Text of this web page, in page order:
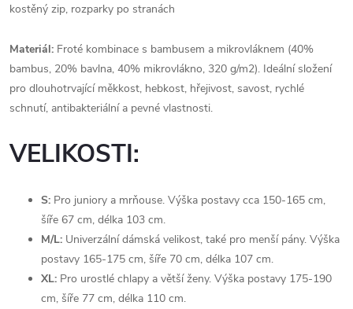
kostěný zip, rozparky po stranách
Materiál: Froté kombinace s bambusem a mikrovláknem (40%
bambus, 20% bavlna, 40% mikrovlákno, 320 g/m2). Ideální složení
pro dlouhotrvající měkkost, hebkost, hřejivost, savost, rychlé
schnutí, antibakteriální a pevné vlastnosti.
VELIKOSTI:
S: Pro juniory a mrňouse. Výška postavy cca 150-165 cm,
šíře 67 cm, délka 103 cm.
M/L: Univerzální dámská velikost, také pro menší pány. Výška
postavy 165-175 cm, šíře 70 cm, délka 107 cm.
XL: Pro urostlé chlapy a větší ženy. Výška postavy 175-190
cm, šíře 77 cm, délka 110 cm.